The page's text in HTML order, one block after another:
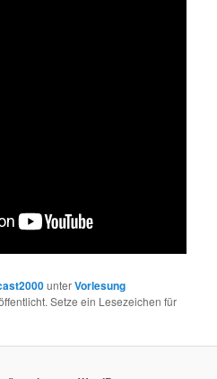
unterVorlesung
Setze ein Lesezeichen für